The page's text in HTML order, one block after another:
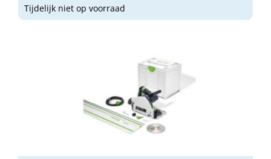
Tijdelijk niet op voorraad